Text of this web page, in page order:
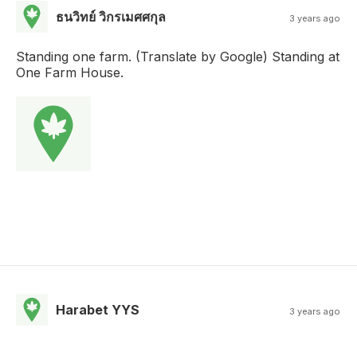
ธนวิทย์ วิกรเมศศกุล 3 years ago
Standing one farm. (Translate by Google) Standing at
One Farm House.
Harabet YYS 3 years ago